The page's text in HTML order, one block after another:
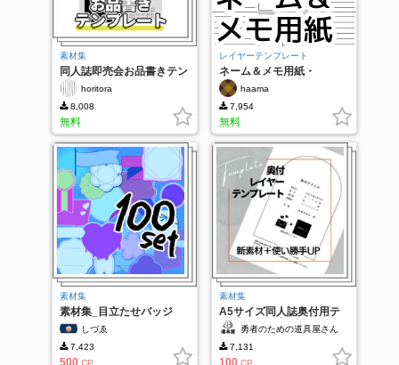
素材集
同人誌即売会お品書きテン
プレートhoritora
8,008
無料
レイヤーテンプレート
ネーム＆メモ用紙・
B5/600dpi
haama
7,954
無料
素材集
素材集_目立たせバッジ
100種しづゑ
7,423
500 CP
素材集
A5サイズ同人誌奥付用テ
ンプレート-窓
勇者のための道具屋さん
7,131
100 CP